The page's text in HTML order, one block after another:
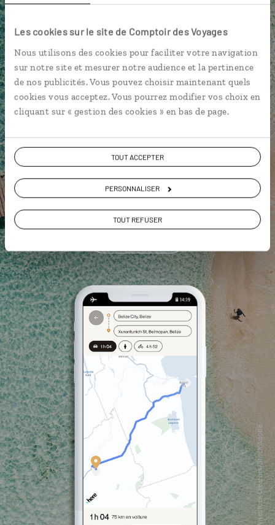
Les cookies sur le site de Comptoir des Voyages
Nous utilisons des cookies pour faciliter votre navigation
sur notre site et mesurer notre audience et la pertinence
de nos publicités. Vous pouvez choisir maintenant quels
cookies vous acceptez. Vous pourrez modifier vos choix en
cliquant sur « gestion des cookies » en bas de page.
TOUT ACCEPTER
PERSONNALISER
TOUT REFUSER
l'appli qui vous guide au Belize
L’itinéraire vers votre hôtel en 1
clic
Notre sélection de petites adresses
géolocalisés
L'album souvenirs à composer
vous-même